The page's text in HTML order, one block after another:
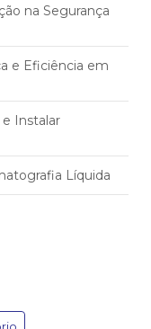
na Segurança
e Eficiência em
Instalar
Líquida
e Aplicações